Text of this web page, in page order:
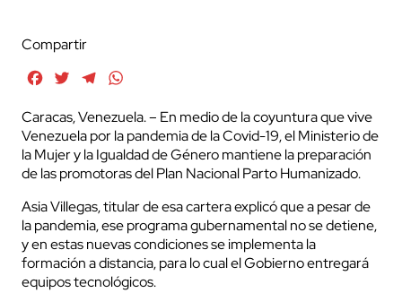
Compartir
FacebookTwitterTelegram
Caracas, Venezuela. – En medio de la coyuntura que vive
Venezuela por la pandemia de la Covid-19, el Ministerio de
la Mujer y la Igualdad de Género mantiene la preparación
de las promotoras del Plan Nacional Parto Humanizado.
Asia Villegas, titular de esa cartera explicó que a pesar de
la pandemia, ese programa gubernamental no se detiene,
y en estas nuevas condiciones se implementa la
formación a distancia, para lo cual el Gobierno entregará
equipos tecnológicos.